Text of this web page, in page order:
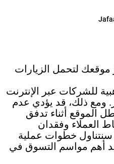
موقعك لتحمل الزيارات
للشركات عبر الإنترنت
ومع ذلك، قد يؤدي عدم
الموقع أثناء تدفق
العملاء وفقدان
سنتناول خطوات عملية
أهم مواسم التسوق في